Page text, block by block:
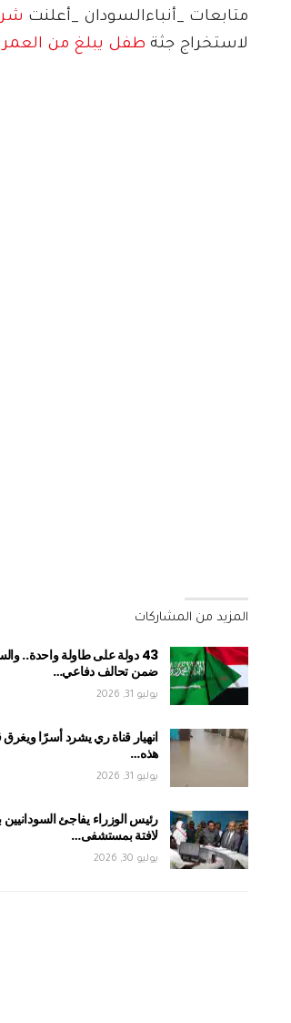
متابعات _أنباءالسودان _أعلنت
لاستخراج جثة طفل يبلغ من العمر 9 سنوات
المزيد من المشاركات
43 دولة على طاولة واحدة..
ضمن تحالف دفاعي…
يوليو 31, 2026
انهيار قناة ري يشرد أسرًا
هذه…
يوليو 31, 2026
رئيس الوزراء يفاجئ السودانيين
لافتة بمستشفى…
يوليو 30, 2026